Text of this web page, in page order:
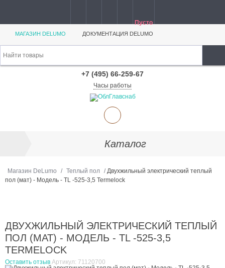
Пусто
МАГАЗИН DELUMO ДОКУМЕНТАЦИЯ DELUMO
+7 (495) 66-259-67
Часы работы
Каталог
Магазин DeLumo / Теплый пол /Двухжильный электрический теплый
пол (мат) - Модель - TL -525-3,5 Termelock
ДВУХЖИЛЬНЫЙ ЭЛЕКТРИЧЕСКИЙ ТЕПЛЫЙ
ПОЛ (МАТ) - МОДЕЛЬ - TL -525-3,5
TERMELOCK
Оставить отзыв Артикул: 71120700